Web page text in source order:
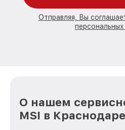
Отправляя, Вы
О нашем
MSI в Краснодаре